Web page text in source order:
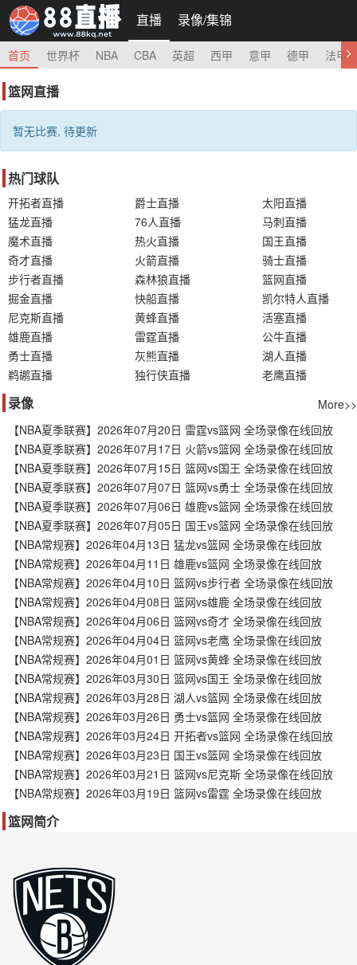
直播 录像/集锦
首页 世界杯 NBA CBA 英超 西甲 意甲 德甲 法甲
篮网直播
暂无比赛, 待更新
热门球队
开拓者直播 爵士直播
太阳直播
猛龙直播
76人直播
马刺直播
魔术直播
热火直播
国王直播
奇才直播
火箭直播
骑士直播
步行者直播
森林狼直播
篮网直播
掘金直播
快船直播
凯尔特人直播
尼克斯直播
黄蜂直播
活塞直播
雄鹿直播
雷霆直播
公牛直播
勇士直播
灰熊直播
湖人直播
鹈鹕直播
独行侠直播 老鹰直播
录像
More>>
【NBA夏季联赛】2026年07月20日 雷霆vs篮网 全场录像在线回放
【NBA夏季联赛】2026年07月17日 火箭vs篮网 全场录像在线回放
【NBA夏季联赛】2026年07月15日 篮网vs国王 全场录像在线回放
【NBA夏季联赛】2026年07月07日 篮网vs勇士 全场录像在线回放
【NBA夏季联赛】2026年07月06日 雄鹿vs篮网 全场录像在线回放
【NBA夏季联赛】2026年07月05日 国王vs篮网 全场录像在线回放
【NBA常规赛】2026年04月13日 猛龙vs篮网 全场录像在线回放
【NBA常规赛】2026年04月11日 雄鹿vs篮网 全场录像在线回放
【NBA常规赛】2026年04月10日 篮网vs步行者 全场录像在线回放
【NBA常规赛】2026年04月08日 篮网vs雄鹿 全场录像在线回放
【NBA常规赛】2026年04月06日 篮网vs奇才 全场录像在线回放
【NBA常规赛】2026年04月04日 篮网vs老鹰 全场录像在线回放
【NBA常规赛】2026年04月01日 篮网vs黄蜂 全场录像在线回放
【NBA常规赛】2026年03月30日 篮网vs国王 全场录像在线回放
【NBA常规赛】2026年03月28日 湖人vs篮网 全场录像在线回放
【NBA常规赛】2026年03月26日 勇士vs篮网 全场录像在线回放
【NBA常规赛】2026年03月24日 开拓者vs篮网 全场录像在线回放
【NBA常规赛】2026年03月23日 国王vs篮网 全场录像在线回放
【NBA常规赛】2026年03月21日 篮网vs尼克斯 全场录像在线回放
【NBA常规赛】2026年03月19日 篮网vs雷霆 全场录像在线回放
篮网简介